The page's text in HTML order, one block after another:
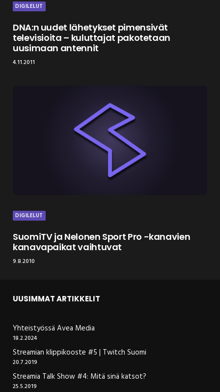
DIGILELUT
DNA:n uudet lähetykset pimensivät
televisioita – kuluttajat pakotetaan
uusimaan antennit
4.11.2011
DIGILELUT
SuomiTV ja Nelonen Sport Pro -kanavien
kanavapaikat vaihtuvat
9.8.2010
UUSIMMAT ARTIKKELIT
Yhteistyössä Avea Media
18.2.2024
Streamian klippikooste #5 | Twitch Suomi
20.7.2019
Streamia Talk Show #4: Mitä sinä katsot?
25.5.2019